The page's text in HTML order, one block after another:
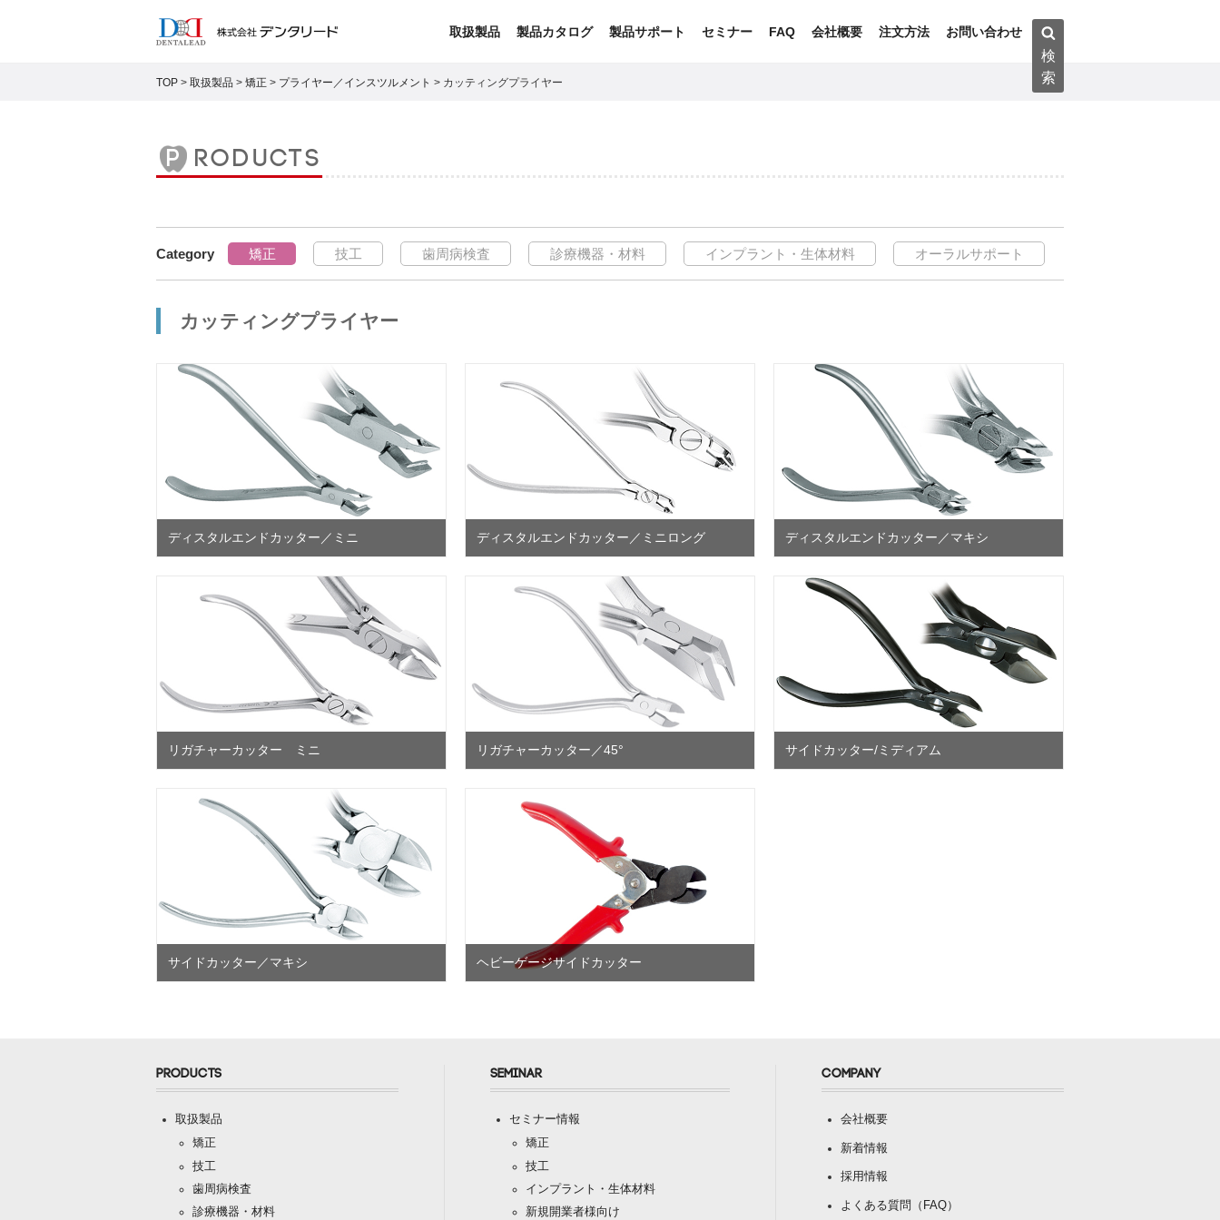
取扱製品 製品カタログ 製品サポート セミナー FAQ 会社概要 注文方法 お問い合わせ
検
索:
検
索
TOP > 取扱製品 > 矯正 > プライヤー／インスツルメント > カッティングプライヤー
products
矯正 技工 歯周病検査 診療機器・材料 インプラント・生体材料 オーラルサポート
カッティングプライヤー
ディスタルエンドカッター／ミニ ディスタルエンドカッター／ミニロング ディスタルエンドカッター／マキシ
リガチャーカッター ミニ リガチャーカッター／45° サイドカッター/ミディアム
サイドカッター／マキシ ヘビーゲージサイドカッター
PRODUCTS
取扱製品
矯正
技工
歯周病検査
診療機器・材料
SEMINAR
セミナー情報
矯正
技工
インプラント・生体材料
新規開業者様向け
COMPANY
会社概要
新着情報
採用情報
よくある質問（FAQ）